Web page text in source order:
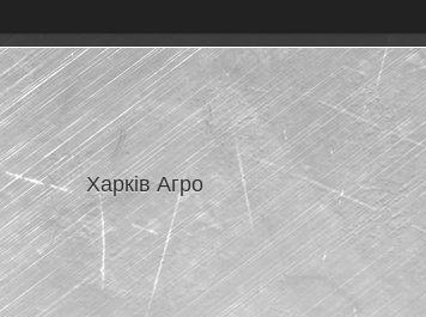
Харків Агро